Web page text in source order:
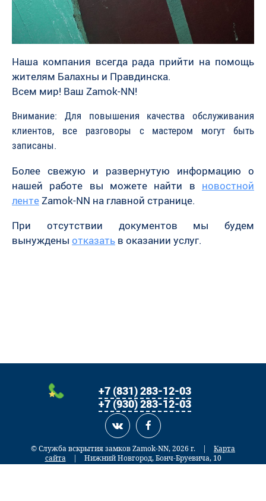
Наша компания всегда рада прийти на помощь
жителям Балахны и Правдинска.
Всем мир! Ваш Zamok-NN!
Внимание: Для повышения качества обслуживания
клиентов, все разговоры с мастером могут быть
записаны.
Более свежую и развернутую информацию о
нашей работе вы можете найти в новостной
лентеZamok-NN на главной странице.
При отсутствии документов мы будем
вынуждены отказать в оказании услуг.
+7 (831) 283-12-03
+7 (930) 283-12-03
© Служба вскрытия замков Zamok-NN, 2026 г. | Карта
сайта| Нижний Новгород, Бонч-Бруевича, 10